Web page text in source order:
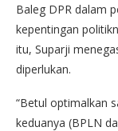
Baleg DPR dalam
kepentingan
itu, Suparji
diperlukan.
“Betul optimalkan
keduanya (BPLN